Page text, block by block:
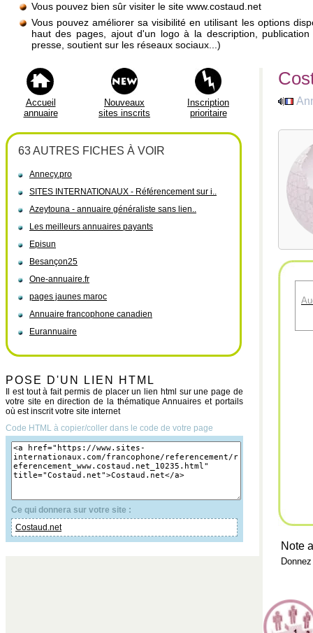
Vous pouvez bien sûr visiter le site www.costaud.net
Vous pouvez améliorer sa visibilité en utilisant les options
haut des pages, ajout d'un logo à la description,
presse, soutient sur les réseaux sociaux...)
Accueil
annuaire
Nouveaux
sites inscrits
Inscription
prioritaire
63 AUTRES FICHES À VOIR
Annecy.pro
SITES INTERNATIONAUX - Référencement sur i..
Azeytouna - annuaire généraliste sans lien..
Les meilleurs annuaires payants
Episun
Besançon25
One-annuaire.fr
pages jaunes maroc
Annuaire francophone canadien
Eurannuaire
POSE D'UN LIEN HTML
Il est tout à fait permis de placer un lien html sur une page de
votre site en direction de la thématique Annuaires et portails
où est inscrit votre site internet
Code HTML à copier/coller dans le code de votre page
Ce qui donnera sur votre site :
Costaud.net
Note